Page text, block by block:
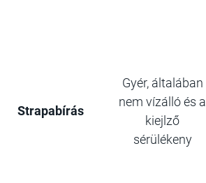
Strapabírás
Gyér, általában
nem vízálló és a
kiejlző
sérülékeny